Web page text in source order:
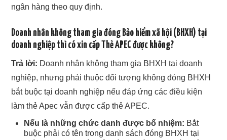
ngân hàng theo quy định.
Doanh nhân không tham gia đóng Bảo hiểm xã hội (BHXH) tại
doanh nghiệp thì có xin cấp Thẻ APEC được không?
Trả lời: Doanh nhân không tham gia BHXH tại doanh
nghiệp, nhưng phải thuộc đối tượng không đóng BHXH
bắt buộc tại doanh nghiệp nếu đáp ứng các điều kiện
làm thẻ Apec vẫn được cấp thẻ APEC.
Nếu là những chức danh được bổ nhiệm: Bắt
buộc phải có tên trong danh sách đóng BHXH tại